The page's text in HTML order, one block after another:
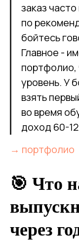
заказ
по
бойтесь
Главное -
портфолио,
уровень. У
взять
во время
доход 60-
→ портфолио
🎯 Что
через